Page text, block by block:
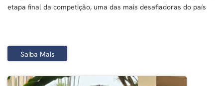
etapa final da competição, uma das mais desafiadoras do país
Saiba Mais